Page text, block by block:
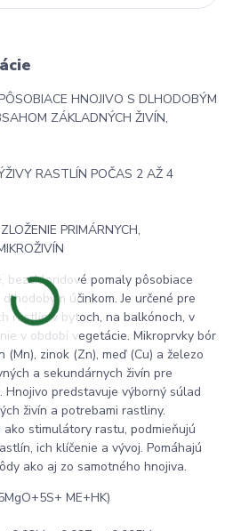
HNOJIVO S DLHODOBÝM
ZÁKLADNÝCH ŽIVÍN,
RASTLÍN POČAS 2 AŽ 4
PRIMÁRNYCH,
bezchloridové pomaly pôsobiace
účinkom. Je určené pre
rastlín v bytoch, na balkónoch, v
v období vegetácie. Mikroprvky bór
(Mn), zinok (Zn), meď (Cu) a železo
a sekundárnych živín pre
predstavuje výborný súlad
živín a potrebami rastliny.
stimulátory rastu, podmieňujú
ich klíčenie a vývoj. Pomáhajú
ako aj zo samotného hnojiva.
ME+HK)